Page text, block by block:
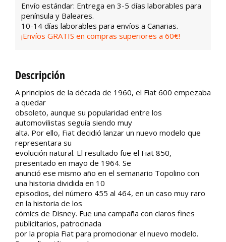
Envío estándar: Entrega en 3-5 días laborables para
península y Baleares.
10-14 días laborables para envíos a Canarias.
¡Envíos GRATIS en compras superiores a 60€!
Descripción
A principios de la década de 1960, el Fiat 600 empezaba
a quedar
obsoleto, aunque su popularidad entre los
automovilistas seguía siendo muy
alta. Por ello, Fiat decidió lanzar un nuevo modelo que
representara su
evolución natural. El resultado fue el Fiat 850,
presentado en mayo de 1964. Se
anunció ese mismo año en el semanario Topolino con
una historia dividida en 10
episodios, del número 455 al 464, en un caso muy raro
en la historia de los
cómics de Disney. Fue una campaña con claros fines
publicitarios, patrocinada
por la propia Fiat para promocionar el nuevo modelo.